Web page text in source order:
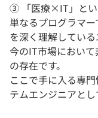
③ 「医療×IT」とい
単なるプログラマ
を深く理解している
今のIT市場におい
の存在です。
ここで手に入る専
テムエンジニアとし